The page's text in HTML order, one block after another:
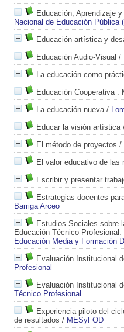
Educación, Aprendizaje
Nacional de Educación Pública
Educación artística y
Educación Audio-Visual /
La educación como
Educación Cooperativa:
La educación nueva/
Educar la visión artística
El método de proyectos /
El valor educativo de las
Escribir y presentar
Estrategias docentes
Barriga Arceo
Estudios Sociales sobre
Educación Técnico-Profesional.
Educación Media y Formación
Evaluación Institucional
Profesional
Evaluación Institucional
Técnico Profesional
Experiencia piloto del
de resultados / MESyFOD